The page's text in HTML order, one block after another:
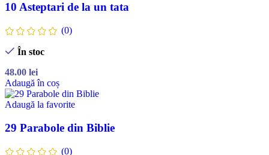
10 Asteptari de la un tata
(0)
În stoc
48.00 lei
Adaugă în coș
Adaugă la favorite
29 Parabole din Biblie
(0)